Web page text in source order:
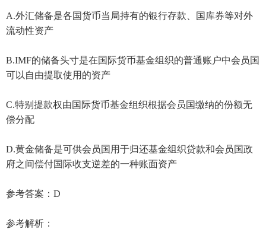
A.外汇储备是各国货币当局持有的银行存款、国库券等对外
流动性资产
B.IMF的储备头寸是在国际货币基金组织的普通账户中会员国
可以自由提取使用的资产
C.特别提款权由国际货币基金组织根据会员国缴纳的份额无
偿分配
D.黄金储备是可供会员国用于归还基金组织贷款和会员国政
府之间偿付国际收支逆差的一种账面资产
参考答案：D
参考解析：